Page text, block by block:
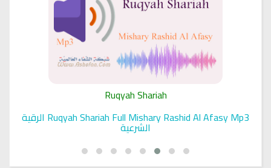
Ruqyah Shariah
Ruqyah Shariah Full Mishary Rashid Al Afasy Mp3 الرقية
الشرعية